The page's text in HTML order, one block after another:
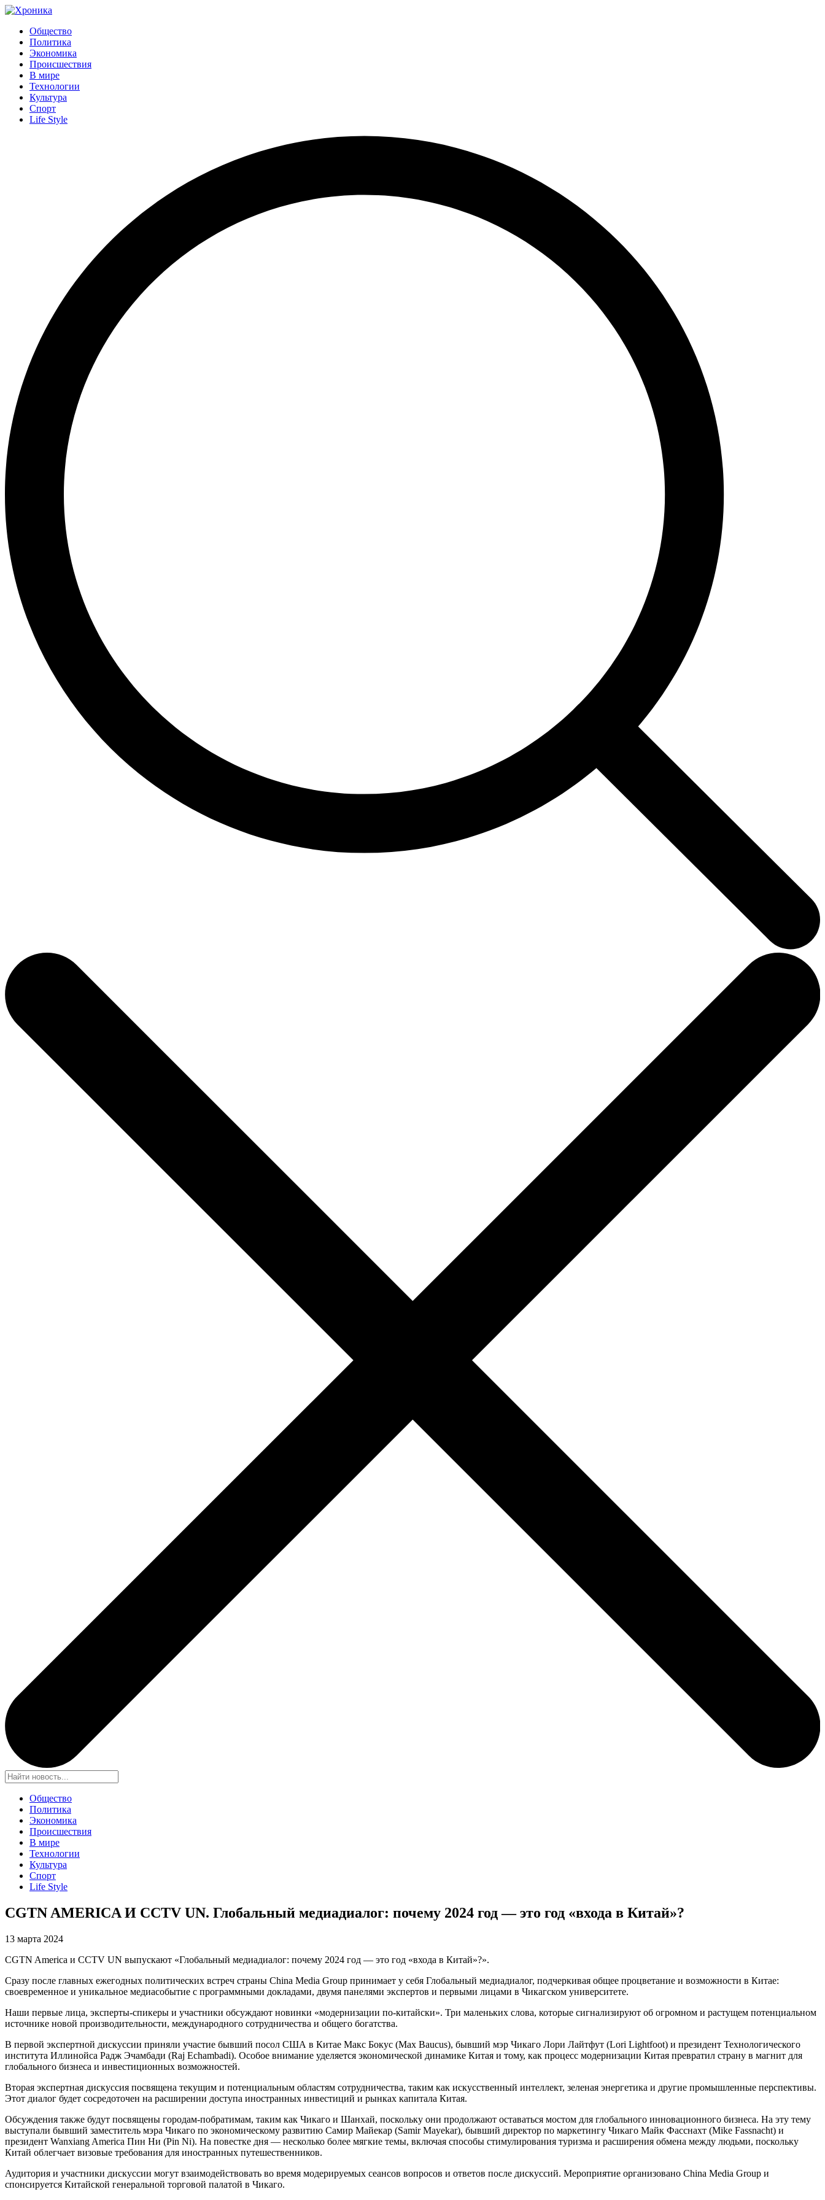
Общество
Политика
Экономика
Происшествия
В мире
Технологии
Культура
Спорт
Life Style
Общество
Политика
Экономика
Происшествия
В мире
Технологии
Культура
Спорт
Life Style
CGTN AMERICA И CCTV UN. Глобальный медиадиалог: почему 2024 год — это год «входа в Китай»?
13 марта 2024
CGTN America и CCTV UN выпускают «Глобальный медиадиалог: почему 2024 год — это год «входа в Китай»?».
Сразу после главных ежегодных политических встреч страны China Media Group принимает у себя Глобальный медиадиалог, подчеркивая общее процветание и возможности в Китае:
своевременное и уникальное медиасобытие с программными докладами, двумя панелями экспертов и первыми лицами в Чикагском университете.
Наши первые лица, эксперты-спикеры и участники обсуждают новинки «модернизации по-китайски». Три маленьких слова, которые сигнализируют об огромном и растущем потенциальном
источнике новой производительности, международного сотрудничества и общего богатства.
В первой экспертной дискуссии приняли участие бывший посол США в Китае Макс Бокус (Max Baucus), бывший мэр Чикаго Лори Лайтфут (Lori Lightfoot) и президент Технологического
института Иллинойса Радж Эчамбади (Raj Echambadi). Особое внимание уделяется экономической динамике Китая и тому, как процесс модернизации Китая превратил страну в магнит для
глобального бизнеса и инвестиционных возможностей.
Вторая экспертная дискуссия посвящена текущим и потенциальным областям сотрудничества, таким как искусственный интеллект, зеленая энергетика и другие промышленные перспективы.
Этот диалог будет сосредоточен на расширении доступа иностранных инвестиций и рынках капитала Китая.
Обсуждения также будут посвящены городам-побратимам, таким как Чикаго и Шанхай, поскольку они продолжают оставаться мостом для глобального инновационного бизнеса. На эту тему
выступали бывший заместитель мэра Чикаго по экономическому развитию Самир Майекар (Samir Mayekar), бывший директор по маркетингу Чикаго Майк Фасснахт (Mike Fassnacht) и
президент Wanxiang America Пин Ни (Pin Ni). На повестке дня — несколько более мягкие темы, включая способы стимулирования туризма и расширения обмена между людьми, поскольку
Китай облегчает визовые требования для иностранных путешественников.
Аудитория и участники дискуссии могут взаимодействовать во время модерируемых сеансов вопросов и ответов после дискуссий. Мероприятие организовано China Media Group и
спонсируется Китайской генеральной торговой палатой в Чикаго.